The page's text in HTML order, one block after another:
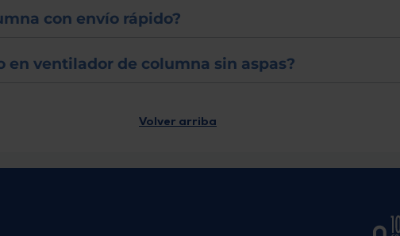
con envío rápido?
en ventilador de columna sin aspas?
Volver arriba